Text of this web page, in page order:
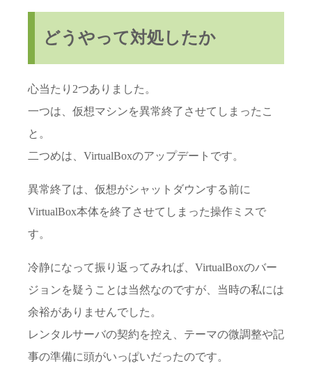
どうやって対処したか
心当たり2つありました。
一つは、仮想マシンを異常終了させてしまったこ
と。
二つめは、VirtualBoxのアップデートです。
異常終了は、仮想がシャットダウンする前に
VirtualBox本体を終了させてしまった操作ミスで
す。
冷静になって振り返ってみれば、VirtualBoxのバー
ジョンを疑うことは当然なのですが、当時の私には
余裕がありませんでした。
レンタルサーバの契約を控え、テーマの微調整や記
事の準備に頭がいっぱいだったのです。